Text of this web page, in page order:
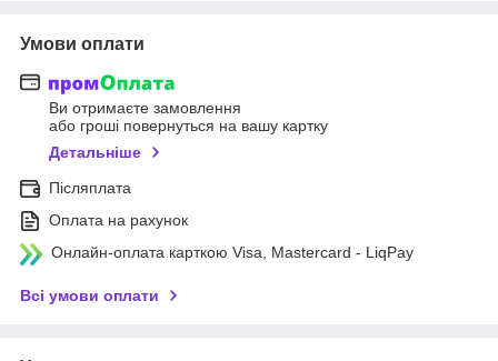
Умови оплати
Ви отримаєте замовлення
або гроші повернуться на вашу картку
Детальніше
Післяплата
Оплата на рахунок
Онлайн-оплата карткою Visa, Mastercard - LiqPay
Всі умови оплати